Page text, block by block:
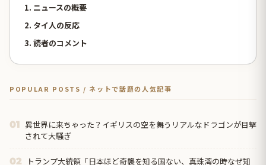
1. ニュースの概要
2. タイ人の反応
3. 読者のコメント
POPULAR POSTS / ネットで話題の人気記事
01 異世界に来ちゃった？イギリスの空を舞うリアルなドラゴンが目撃
されて大騒ぎ
02
トランプ大統領「日本ほど奇襲を知る国ない、真珠湾の時なぜ知